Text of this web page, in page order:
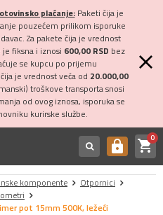
plaćanje:Paketi čija je
pouzećem prilikom isporuke
Za pakete čija je vrednost
fiksna i iznosi 600,00 RSD bez
se kupcu po prijemu
je vrednost veća od 20.000,00
troškove transporta snosi
od ovog iznosa, isporuka se
kurirske službe.
https shopping_cart0
komponente
Otpornici
pot 15mm 500K, ležeći